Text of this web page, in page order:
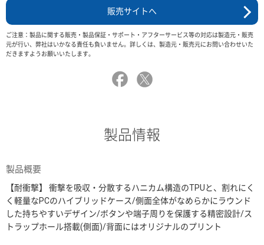
販売サイトへ
ご注意：製品に関する販売・製品保証・サポート・アフターサービス等の対応は製造元・販売
元が行い、弊社はいかなる責任も負いません。詳しくは、製造元・販売元にお問い合わせいた
だきますようお願いいたします。
製品情報
製品概要
【耐衝撃】 衝撃を吸収・分散するハニカム構造のTPUと、割れにく
く軽量なPCのハイブリッドケース/側面全体がなめらかにラウンド
した持ちやすいデザイン/ボタンや端子周りを保護する精密設計/ス
トラップホール搭載(側面)/背面にはオリジナルのプリント